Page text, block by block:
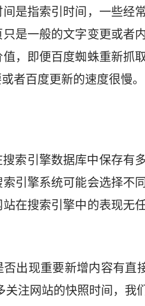
是指索引时间，一些经
是一般的文字变更或者
，即便百度蜘蛛重新抓
者百度更新的速度很慢。
索引擎数据库中保存有
引擎系统可能会选择不
在搜索引擎中的表现无
出现重要新增内容有直
关注网站的快照时间，